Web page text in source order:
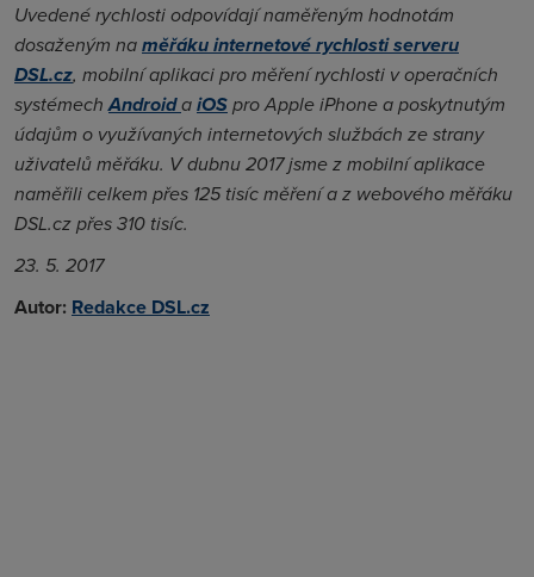
Uvedené rychlosti odpovídají naměřeným hodnotám
dosaženým naměřáku internetové rychlosti serveru
DSL.cz, mobilní aplikaci pro měření rychlosti v operačních
systémechAndroidaiOSpro Apple iPhone a poskytnutým
údajům o využívaných internetových službách ze strany
uživatelů měřáku. V dubnu 2017 jsme z mobilní aplikace
naměřili celkem přes 125 tisíc měření a z webového měřáku
DSL.cz přes 310 tisíc.
23. 5. 2017
Autor: Redakce DSL.cz